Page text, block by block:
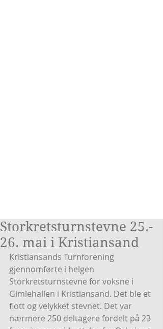
Storkretsturnstevne 25.-
26. mai i Kristiansand
Kristiansands Turnforening
gjennomførte i helgen
Storkretsturnstevne for voksne i
Gimlehallen i Kristiansand. Det ble et
flott og velykket stevnet. Det var
nærmere 250 deltagere fordelt på 23